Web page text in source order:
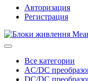
Авторизация
Регистрация
Все категории
AC/DC
DC/DC